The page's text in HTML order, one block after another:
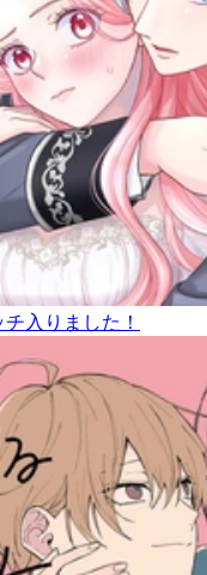
入りました！